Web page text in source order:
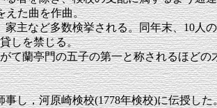
えた曲を作曲。
主など多数検挙される。同年末、10人
しを禁じる。
て蘭亭門の五子の第一と称されるほどの
し，河原崎検校(1778年検校)に伝授し